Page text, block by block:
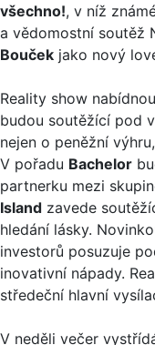
všechno!, v níž
a vědomostní soutěž
Bouček jako nový
Reality show
budou soutěžící pod
nejen o peněžní
V pořadu Bachelor
partnerku mezi
Island zavede
hledání lásky.
investorů posuzuje
inovativní nápady.
středeční hlavní
V neděli večer